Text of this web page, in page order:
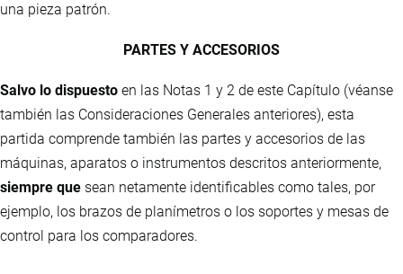
una pieza patrón.
PARTES Y ACCESORIOS
Salvo lo dispuesto en las Notas 1 y 2 de este Capítulo (véanse
también las Consideraciones Generales anteriores), esta
partida comprende también las partes y accesorios de las
máquinas, aparatos o instrumentos descritos anteriormente,
siempre que sean netamente identificables como tales, por
ejemplo, los brazos de planímetros o los soportes y mesas de
control para los comparadores.